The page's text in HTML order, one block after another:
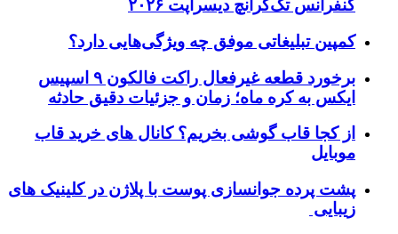
کنفرانس تک‌کرانچ دیسراپت ۲۰۲۶
کمپین تبلیغاتی موفق چه ویژگی‌هایی دارد؟
برخورد قطعه غیرفعال راکت فالکون ۹ اسپیس
ایکس به کره ماه؛ زمان و جزئیات دقیق حادثه
از کجا قاب گوشی بخریم؟ کانال های خرید قاب
موبایل
پشت پرده جوانسازی پوست با پلاژن در کلینیک های
زیبایی